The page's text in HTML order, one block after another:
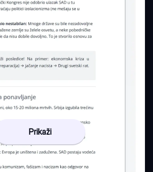
Prikaži